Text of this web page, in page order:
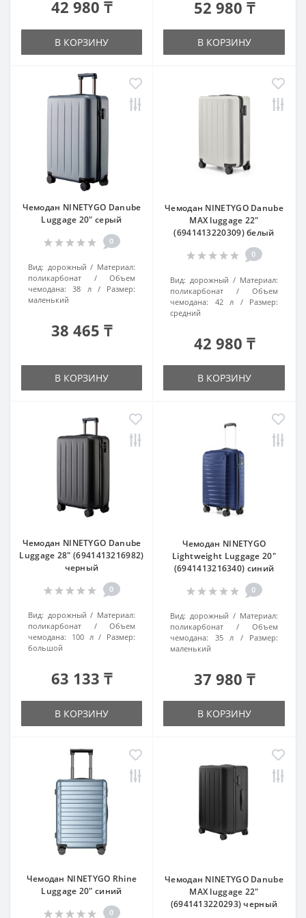
42 980 ₸
В КОРЗИНУ
52 980 ₸
В КОРЗИНУ
Чемодан NINETYGO Danube
Luggage 20" серый
0
Вид: дорожный
Материал:
поликарбонат
Объем
чемодана:
38 л
Размер:
маленький
38 465 ₸
В КОРЗИНУ
Чемодан NINETYGO Danube
MAX luggage 22"
(6941413220309) белый
0
Вид: дорожный
Материал:
поликарбонат
Объем
чемодана:
42 л
Размер:
средний
42 980 ₸
В КОРЗИНУ
Чемодан NINETYGO Danube
Luggage 28" (6941413216982)
черный
0
Вид: дорожный
Материал:
поликарбонат
Объем
чемодана:
100 л
Размер:
большой
63 133 ₸
В КОРЗИНУ
Чемодан NINETYGO
Lightweight Luggage 20"
(6941413216340) синий
0
Вид: дорожный
Материал:
поликарбонат
Объем
чемодана:
35 л
Размер:
маленький
37 980 ₸
В КОРЗИНУ
Чемодан NINETYGO Rhine
Luggage 20" синий
0
Чемодан NINETYGO Danube
MAX luggage 22"
(6941413220293) черный